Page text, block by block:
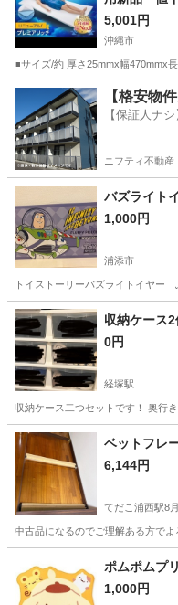
5,001円
沖縄市
■サイズ/約 厚さ25mmx幅470mmx
沖縄市 寝具 ト
【格安物
【保証人ナ
ニフティ不動産
バズライト
1,000円
浦添市
トイストーリーバズライトイヤ
沖縄 浦添市 寝具
収納ケース2
0円
経塚駅
収納ケース二つセットです！ 奥行
沖縄 浦添市 経塚駅
ベットフレ
6,144円
てだこ浦西駅8
中古品になるのでご理解ある方で
てだこ浦西駅
ポムポムプ
1,000円